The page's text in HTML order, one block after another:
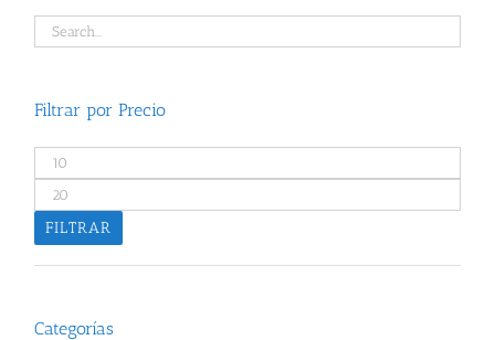
Filtrar por Precio
Precio
mínimo
Precio
máximo
FILTRAR
Categorías